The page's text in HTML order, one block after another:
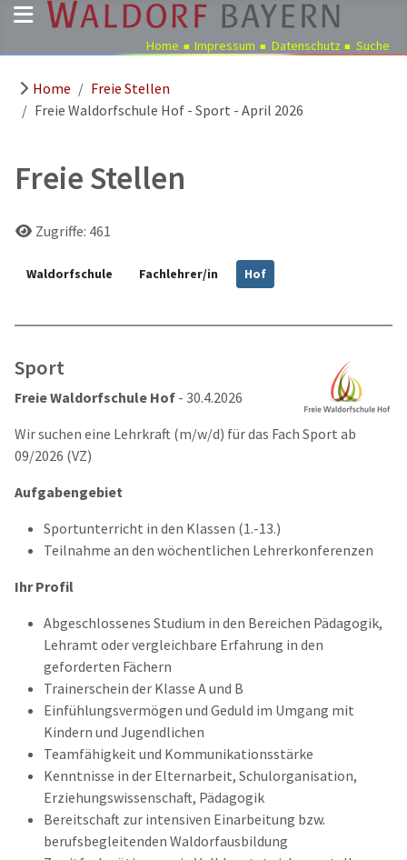
Pädagogik
Kindergärten
Ausbildung
Freie
Aktuelles
Home Impressum Datenschutz Suche
Home
Freie Stellen
Freie Waldorfschule Hof - Sport - April 2026
Freie Stellen
DetailsZugriffe: 461
Waldorfschule Fachlehrer/in Hof
Sport
Freie Waldorfschule Hof - 30.4.2026
Wir suchen eine Lehrkraft (m/w/d) für das Fach Sport ab
09/2026 (VZ)
Aufgabengebiet
Sportunterricht in den Klassen (1.-13.)
Teilnahme an den wöchentlichen Lehrerkonferenzen
Ihr Profil
Abgeschlossenes Studium in den Bereichen Pädagogik,
Lehramt oder vergleichbare Erfahrung in den
geforderten Fächern
Trainerschein der Klasse A und B
Einfühlungsvermögen und Geduld im Umgang mit
Kindern und Jugendlichen
Teamfähigkeit und Kommunikationsstärke
Kenntnisse in der Elternarbeit, Schulorganisation,
Erziehungswissenschaft, Pädagogik
Bereitschaft zur intensiven Einarbeitung bzw.
berufsbegleitenden Waldorfausbildung